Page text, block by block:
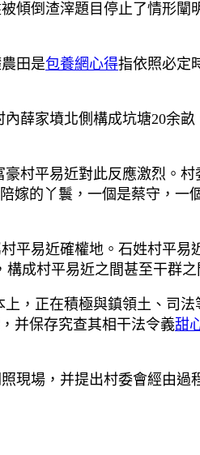
傾倒渣滓題目停止了情形
田是包養網心得指依照必定
薛家墳北側構成坑塘20余
村平易近對此反應激烈。
嫁的丫鬟，一個是蔡守，
平易近確權地。石姓村平
構成村平易近之間甚至干群
，正在積極與鎮領土、司
并保存究查其相干法令義甜
場，并提出村委會經由過